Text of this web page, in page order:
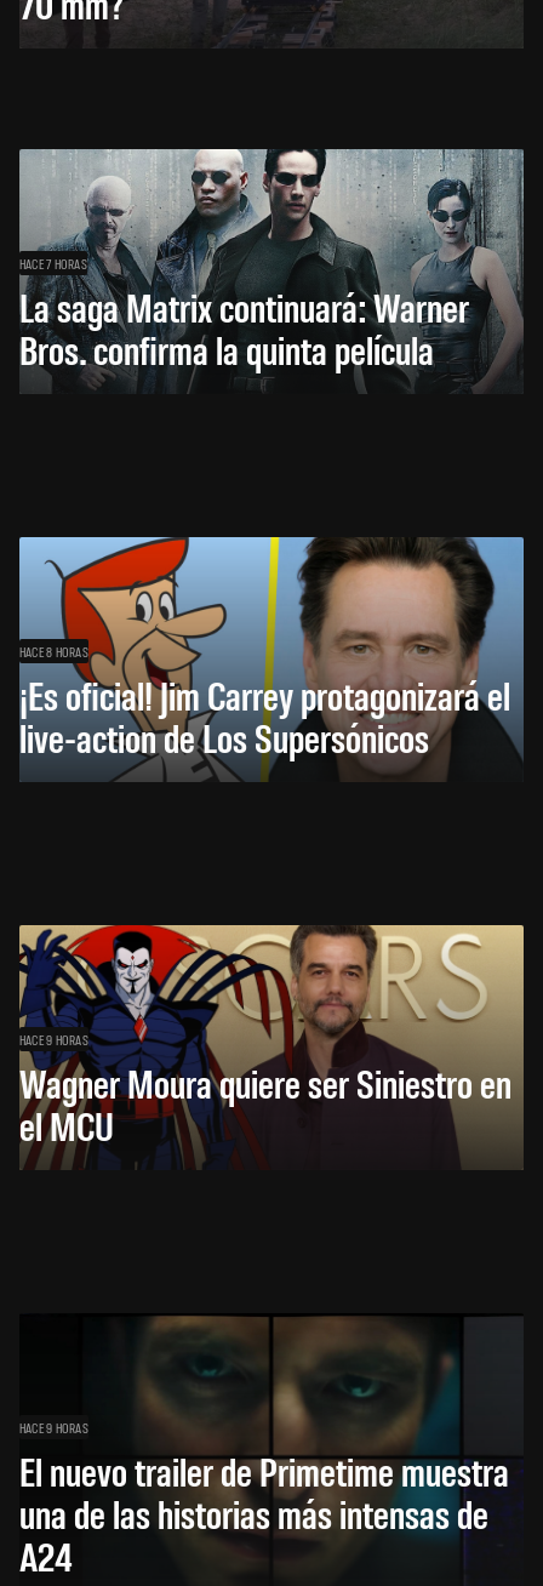
HACE 7 HORAS
La saga Matrix continuará: Warner
Bros. confirma la quinta película
HACE 8 HORAS
¡Es oficial! Jim Carrey protagonizará el
live-action de Los Supersónicos
HACE 9 HORAS
Wagner Moura quiere ser Siniestro en
el MCU
HACE 9 HORAS
El nuevo trailer de Primetime muestra
una de las historias más intensas de
A24